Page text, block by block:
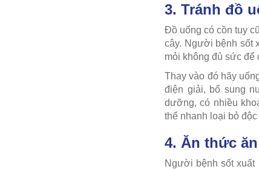
3. Tránh đồ
Đồ uống có cồn tuy
cây. Người bệnh sốt
mỏi không đủ sức để
Thay vào đó hãy
điện giải, bổ sung
dưỡng, có nhiều
thể nhanh loại bỏ
4. Ăn thức
Người bệnh sốt